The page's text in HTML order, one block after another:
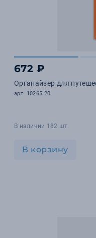
672 ₽
Органайзер для
арт. 10265.20
В наличии 182 шт.
В корзину